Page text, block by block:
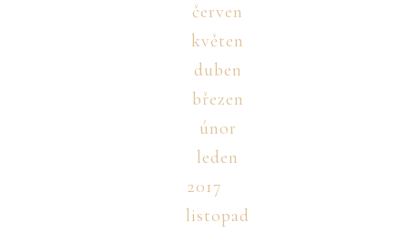
červen
květen
duben
březen
únor
leden
2017
listopad